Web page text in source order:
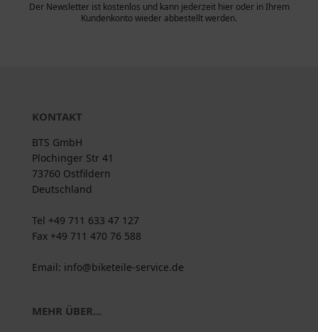
Der Newsletter ist kostenlos und kann jederzeit hier oder in Ihrem
Kundenkonto wieder abbestellt werden.
KONTAKT
BTS GmbH
Plochinger Str 41
73760 Ostfildern
Deutschland
Tel +49 711 633 47 127
Fax +49 711 470 76 588
Email: info@biketeile-service.de
MEHR ÜBER...